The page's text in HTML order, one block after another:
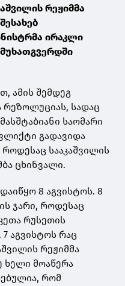
რეჟიმმა
ირაკლი
ამის შემდეგ
რეზოლუციას, სადაც
საომარი
გადავიდა
სააკაშვილის
ცხინვალი.
8 აგვისტოს. 8
ჯარი, როდესაც
რუსეთის
აგვისტოს რაც
რეჟიმმა
ხელი მოაწერა
რომ